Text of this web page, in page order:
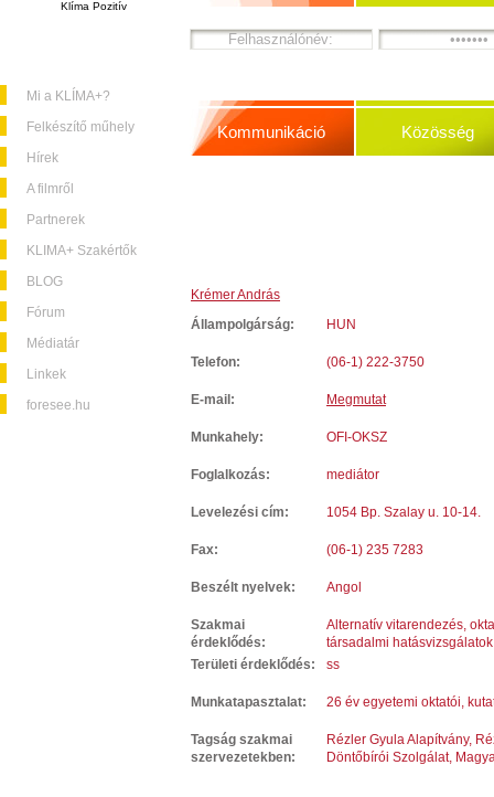
Klíma Pozitív
Mi a KLÍMA+?
Felkészítő műhely
Hírek
A filmről
Partnerek
KLIMA+ Szakértők
BLOG
Fórum
Médiatár
Linkek
foresee.hu
Kommunikáció Közösség
Krémer András
Állampolgárság:
HUN
Telefon: (06-1) 222-3750
E-mail: Megmutat
Munkahely: OFI-OKSZ
Foglalkozás: mediátor
Levelezési cím: 1054 Bp. Szalay u. 10-14.
Fax: (06-1) 235 7283
Beszélt nyelvek: Angol
Szakmai
érdeklődés:
Alternatív vitarendezés,
társadalmi
Területi érdeklődés:
ss
Munkatapasztalat: 26 év egyetemi oktatói,
Tagság szakmai
szervezetekben:
Rézler Gyula Alapítvány,
Döntőbírói Szolgálat,